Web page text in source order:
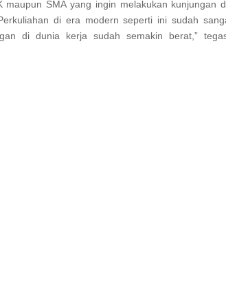
maupun SMA yang ingin melakukan kunjungan
di era modern seperti ini sudah
di dunia kerja sudah semakin berat,”